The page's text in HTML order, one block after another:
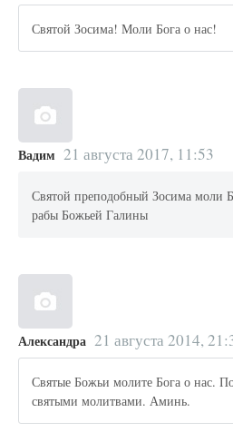
Святой Зосима! Моли Бога о нас!
Вадим 21 августа 2017, 11:53
Святой преподобный Зосима моли
рабы Божьей Галины
Александра 21 августа 2014,
Святые Божьи молите Бога о нас.
святыми молитвами. Аминь.